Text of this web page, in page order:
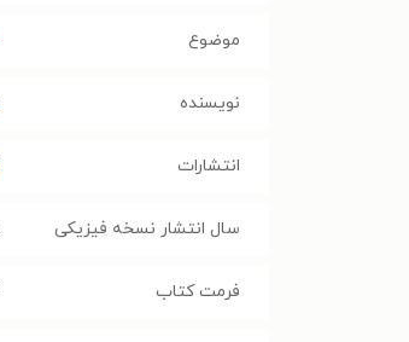
موضوع
نویسنده
انتشارات
سال انتشار نسخه فیزیکی
فرمت کتاب